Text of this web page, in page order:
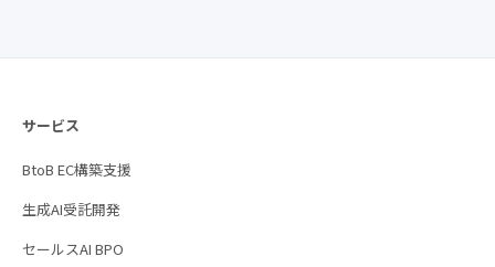
サービス
BtoB EC構築支援
生成AI受託開発
セールスAI BPO